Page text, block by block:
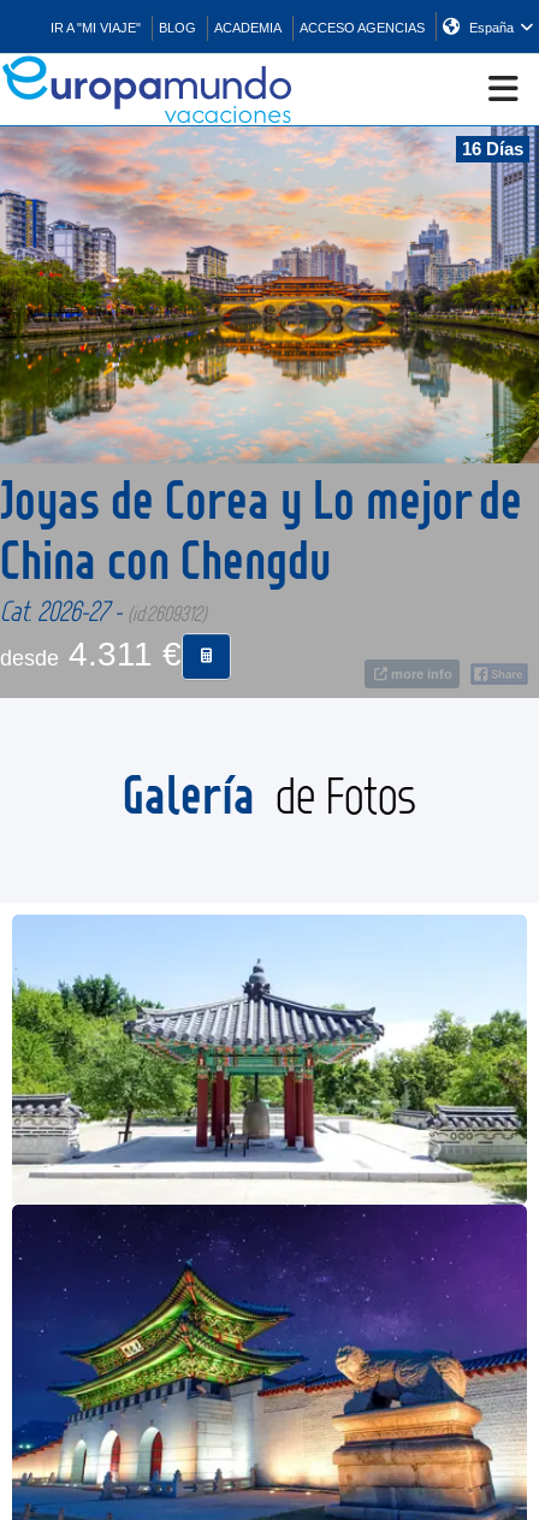
IR A "MI VIAJE" BLOG ACADEMIA ACCESO AGENCIAS España
CRUCEROS
EUROPA
ASIA
ORIENTE
PROMOCIONES
COMPRAR
16 Días
more info
Joyas de Corea y Lo mejor de
China con Chengdu
Cat. 2026-27 - (id:2609312)
desde 4.311 €
Galería de Fotos